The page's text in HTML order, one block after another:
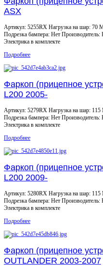
ASX
Артикул: 5255RX Нагрузка на шар: 70
Подрезка бампера: Нет
Электрика в комплекте
Подробнее
Фаркоп (прицепное
L200 2005-
Артикул: 5279RX Нагрузка на шар: 115
Подрезка бампера: Нет
Электрика в комплекте
Подробнее
Фаркоп (прицепное
L200 2009-
Артикул: 5280RX Нагрузка на шар: 115
Подрезка бампера: Нет
Электрика в комплекте
Подробнее
Фаркоп (прицепное
OUTLANDER 2003-2007